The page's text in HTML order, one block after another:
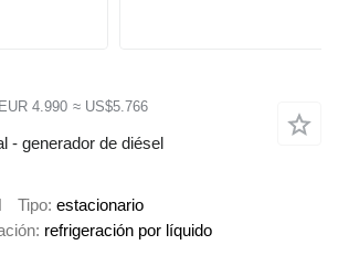
4.990 ≈ US$5.766
- generador de diésel
Tipo estacionario
refrigeración por líquido